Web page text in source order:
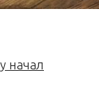
начал